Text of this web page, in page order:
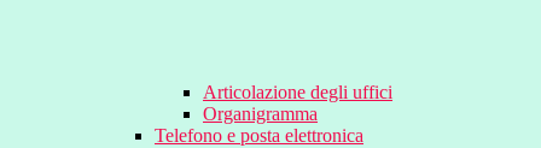
Articolazione degli uffici
Organigramma
Telefono e posta elettronica